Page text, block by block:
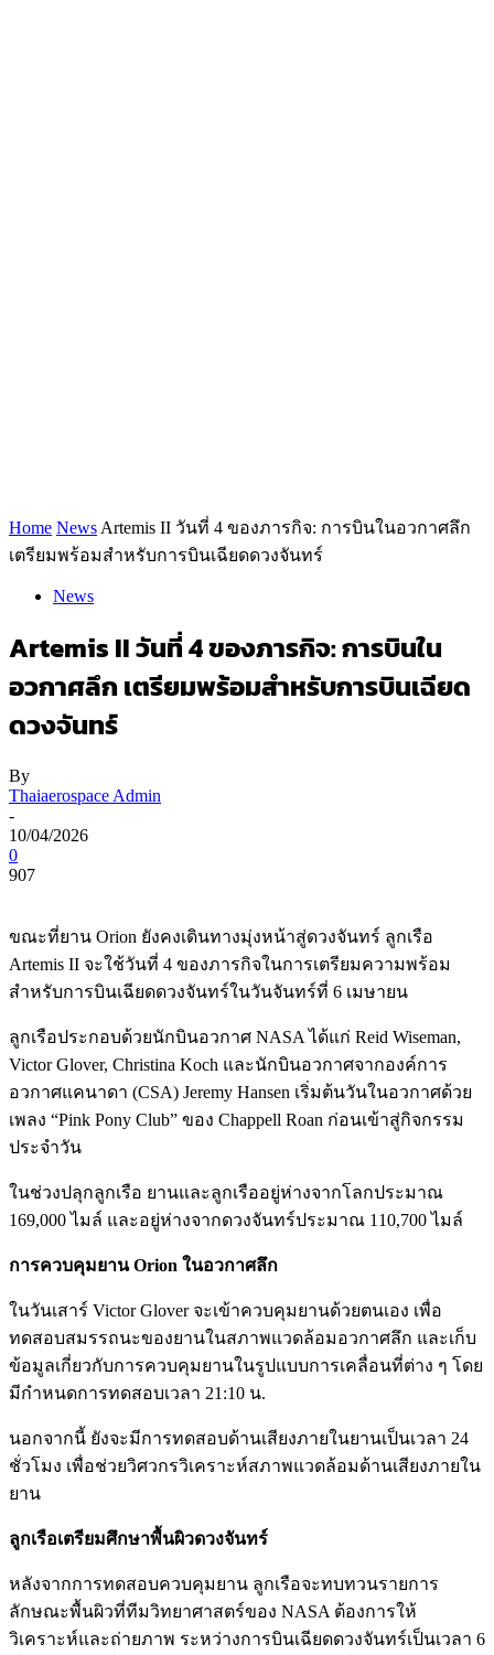
Home News Artemis II วันที่ 4 ของภารกิจ: การบินในอวกาศลึก
เตรียมพร้อมสำหรับการบินเฉียดดวงจันทร์
News
Artemis II วันที่ 4 ของภารกิจ: การบินใน
อวกาศลึก เตรียมพร้อมสำหรับการบินเฉียด
ดวงจันทร์
By
Thaiaerospace Admin
-
10/04/2026
0
907
ขณะที่ยาน Orion ยังคงเดินทางมุ่งหน้าสู่ดวงจันทร์ ลูกเรือ
Artemis II จะใช้วันที่ 4 ของภารกิจในการเตรียมความพร้อม
สำหรับการบินเฉียดดวงจันทร์ในวันจันทร์ที่ 6 เมษายน
ลูกเรือประกอบด้วยนักบินอวกาศ NASA ได้แก่ Reid Wiseman,
Victor Glover, Christina Koch และนักบินอวกาศจากองค์การ
อวกาศแคนาดา (CSA) Jeremy Hansen เริ่มต้นวันในอวกาศด้วย
เพลง “Pink Pony Club” ของ Chappell Roan ก่อนเข้าสู่กิจกรรม
ประจำวัน
ในช่วงปลุกลูกเรือ ยานและลูกเรืออยู่ห่างจากโลกประมาณ
169,000 ไมล์ และอยู่ห่างจากดวงจันทร์ประมาณ 110,700 ไมล์
การควบคุมยาน Orion ในอวกาศลึก
ในวันเสาร์ Victor Glover จะเข้าควบคุมยานด้วยตนเอง เพื่อ
ทดสอบสมรรถนะของยานในสภาพแวดล้อมอวกาศลึก และเก็บ
ข้อมูลเกี่ยวกับการควบคุมยานในรูปแบบการเคลื่อนที่ต่าง ๆ โดย
มีกำหนดการทดสอบเวลา 21:10 น.
นอกจากนี้ ยังจะมีการทดสอบด้านเสียงภายในยานเป็นเวลา 24
ชั่วโมง เพื่อช่วยวิศวกรวิเคราะห์สภาพแวดล้อมด้านเสียงภายใน
ยาน
ลูกเรือเตรียมศึกษาพื้นผิวดวงจันทร์
หลังจากการทดสอบควบคุมยาน ลูกเรือจะทบทวนรายการ
ลักษณะพื้นผิวที่ทีมวิทยาศาสตร์ของ NASA ต้องการให้
วิเคราะห์และถ่ายภาพ ระหว่างการบินเฉียดดวงจันทร์เป็นเวลา 6